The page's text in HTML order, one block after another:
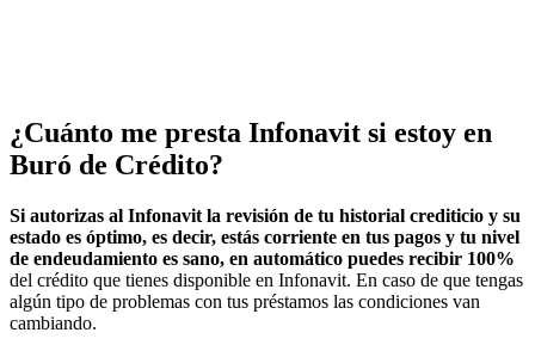
¿Cuánto me presta Infonavit si estoy en
Buró de Crédito?
Si autorizas al Infonavit la revisión de tu historial crediticio y su
estado es óptimo, es decir, estás corriente en tus pagos y tu nivel
de endeudamiento es sano, en automático puedes recibir 100%
del crédito que tienes disponible en Infonavit. En caso de que tengas
algún tipo de problemas con tus préstamos las condiciones van
cambiando.